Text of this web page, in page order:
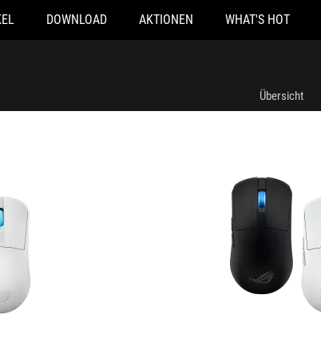
DOWNLOAD AKTIONEN WHAT'S HOT
Übersicht
ROG Harpe Ace Mini